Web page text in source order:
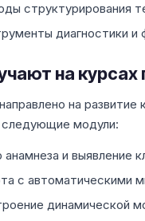
структурирования
диагностики и
на
на
модули:
анамнеза и выявление
с автоматическими
динамической